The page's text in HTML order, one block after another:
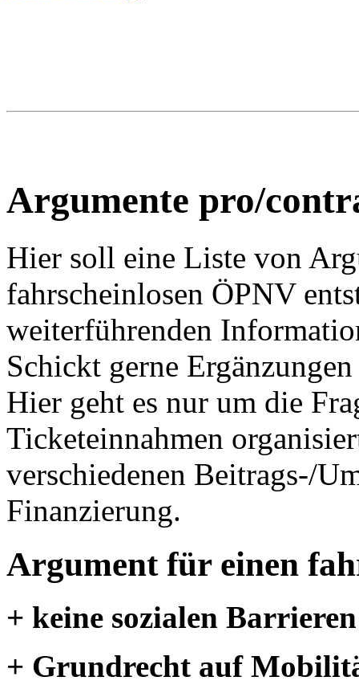
Argumente pro/
Hier soll eine Liste von
fahrscheinlosen ÖPNV
weiterführenden
Schickt gerne
Hier geht es nur um die
Ticketeinnahmen
verschiedenen Beitrags-/
Finanzierung.
Argument für einen
+ keine sozialen
+ Grundrecht auf